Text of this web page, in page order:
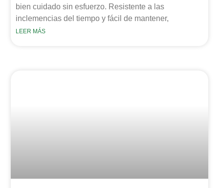
bien cuidado sin esfuerzo. Resistente a las
inclemencias del tiempo y fácil de mantener,
LEER MÁS